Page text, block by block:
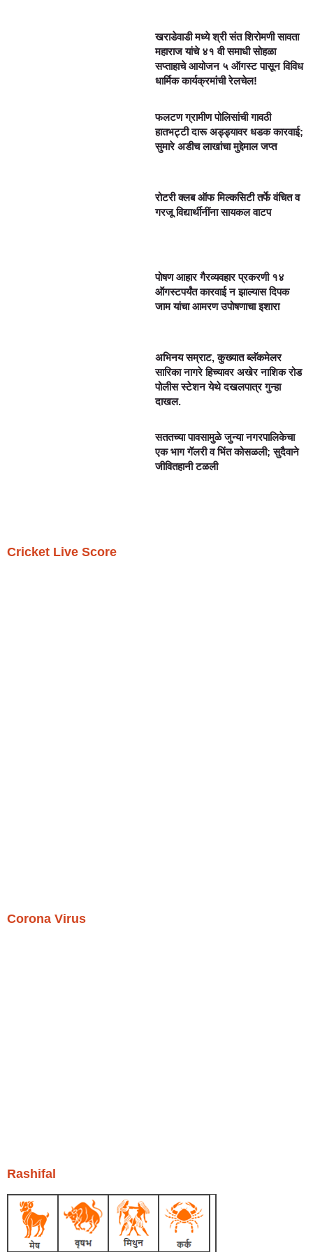
खराडेवाडी मध्ये श्री संत शिरोमणी सावता
महाराज यांचे ४१ वी समाधी सोहळा
सप्ताहाचे आयोजन ५ ऑगस्ट पासून विविध
धार्मिक कार्यक्रमांची रेलचेल!
फलटण ग्रामीण पोलिसांची गावठी
हातभट्टी दारू अड्ड्यावर धडक कारवाई;
सुमारे अडीच लाखांचा मुद्देमाल जप्त
रोटरी क्लब ऑफ मिल्कसिटी तर्फे वंचित व
गरजू विद्यार्थीनींना सायकल वाटप
पोषण आहार गैरव्यवहार प्रकरणी १४
ऑगस्टपर्यंत कारवाई न झाल्यास दिपक
जाम यांचा आमरण उपोषणाचा इशारा
अभिनय सम्राट, कुख्यात ब्लॅकमेलर
सारिका नागरे हिच्यावर अखेर नाशिक रोड
पोलीस स्टेशन येथे दखलपात्र गुन्हा
दाखल.
सततच्या पावसामुळे जुन्या नगरपालिकेचा
एक भाग गॅलरी व भिंत कोसळली; सुदैवाने
जीवितहानी टळली
Cricket Live Score
Corona Virus
Rashifal